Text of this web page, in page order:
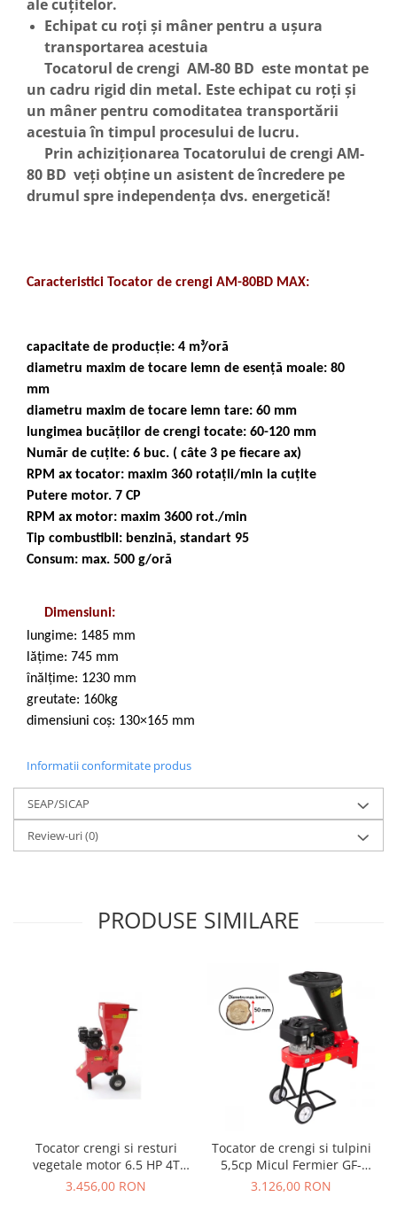
Tocatoare de furaje
ale cuțitelor.
Echipat cu roți și mâner pentru a ușura
transportarea acestuia
Tocatorul de crengi AM-80 BD este montat pe
un cadru rigid din metal. Este echipat cu roți și
un mâner pentru comoditatea transportării
acestuia în timpul procesului de lucru.
Prin achiziționarea Tocatorului de crengi AM-
80 BD veți obține un asistent de încredere pe
drumul spre independența dvs. energetică!
Caracteristici Tocator de crengi AM-80BD MAX:
capacitate de producție: 4 m³/oră
diametru maxim de tocare lemn de esență moale: 80
mm
diametru maxim de tocare lemn tare: 60 mm
lungimea bucăților de crengi tocate: 60-120 mm
Număr de cuțite: 6 buc. ( câte 3 pe fiecare ax)
RPM ax tocator: maxim 360 rotații/min la cuțite
Putere motor. 7 CP
RPM ax motor: maxim 3600 rot./min
Tip combustibil: benzină, standart 95
Consum: max. 500 g/oră
Dimensiuni:
lungime: 1485 mm
lățime: 745 mm
înălțime: 1230 mm
greutate: 160kg
dimensiuni coș: 130×165 mm
Informatii conformitate produs
SEAP/SICAP
Review-uri(0)
PRODUSE SIMILARE
Tocator crengi si resturi
vegetale motor 6.5 HP 4T
benzina, GF-0089
3.456,00 RON
Tocator de crengi si tulpini
5,5cp Micul Fermier GF-
0089
3.126,00 RON